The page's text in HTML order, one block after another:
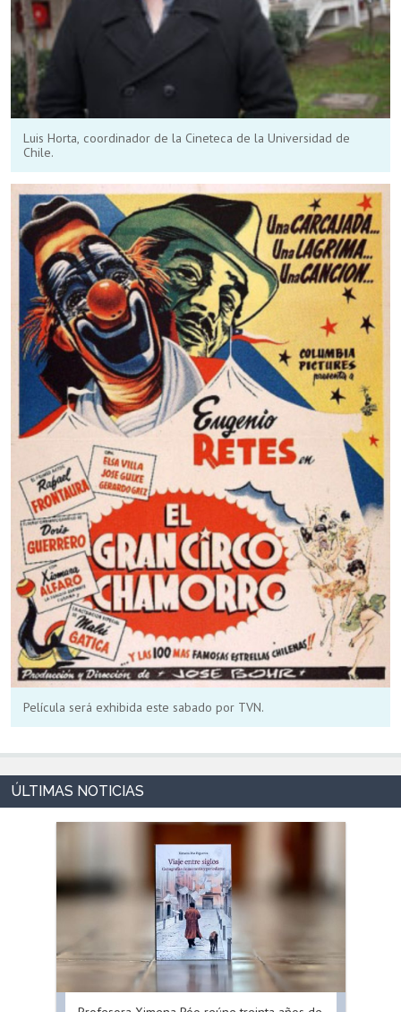
Luis Horta, coordinador de la Cineteca de la Universidad de
Chile.
Película será exhibida este sabado por TVN.